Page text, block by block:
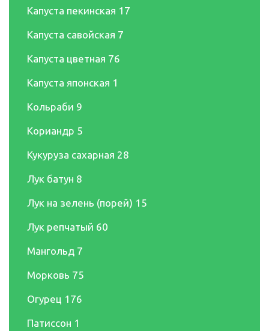
Капуста пекинская 17
Капуста савойская 7
Капуста цветная 76
Капуста японская 1
Кольраби 9
Кориандр 5
Кукуруза сахарная 28
Лук батун 8
Лук на зелень (порей) 15
Лук репчатый 60
Мангольд 7
Морковь 75
Огурец 176
Патиссон 1